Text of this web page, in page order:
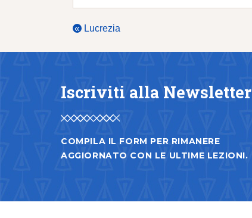
« Lucrezia
Iscriviti alla Newsletter
COMPILA IL FORM PER RIMANERE
AGGIORNATO CON LE ULTIME LEZIONI.